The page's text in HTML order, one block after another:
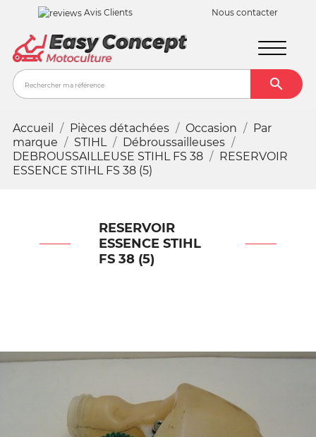
Avis Clients Nous contacter

Accueil Pièces détachées Occasion
Par
marque
STIHL
Débroussailleuses
DEBROUSSAILLEUSE STIHL FS 38
RESERVOIR
ESSENCE STIHL FS 38 (5)
RESERVOIR
ESSENCE STIHL
FS 38 (5)